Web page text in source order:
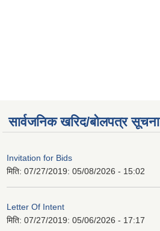
सार्वजनिक खरिद/बोलपत्र सूचना
Invitation for Bids
मिति: 07/27/2019: 05/08/2026 - 15:02
Letter Of Intent
मिति: 07/27/2019: 05/06/2026 - 17:17